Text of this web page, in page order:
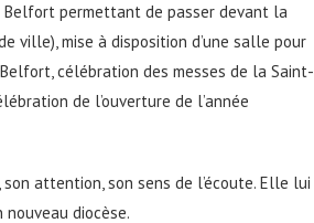
Belfort permettant de passer devant la
ville), mise à disposition d’une salle pour
célébration des messes de la Saint-
de l’ouverture de l’année
attention, son sens de l’écoute. Elle lui
diocèse.